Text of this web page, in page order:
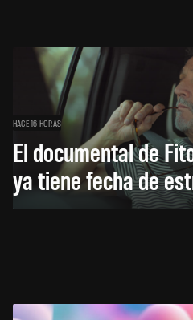
HACE 16 HORAS
El documental de
ya tiene fecha de